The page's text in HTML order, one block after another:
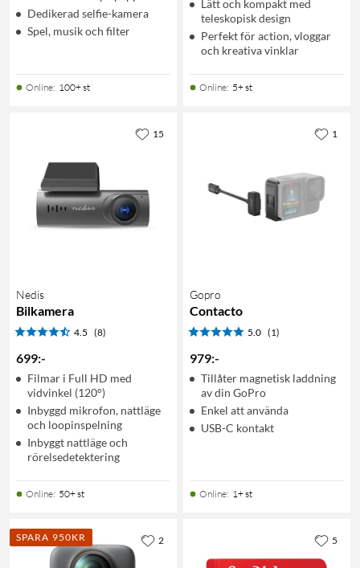
Dedikerad selfie-kamera
Spel, musik och filter
Online: 100+ st
Lätt och kompakt med
teleskopisk design
Perfekt för action, vloggar
och kreativa vinklar
Online: 5+ st
Nedis
Bilkamera
4.5 (8)
699:-
Filmar i Full HD med
vidvinkel (120°)
Inbyggd mikrofon, nattläge
och loopinspelning
Inbyggt nattläge och
rörelsedetektering
Online: 50+ st
15
Gopro
Contacto
5.0 (1)
979:-
Tillåter magnetisk laddning
av din GoPro
Enkel att använda
USB-C kontakt
Online: 1+ st
1
SPARA 950KR 2 5